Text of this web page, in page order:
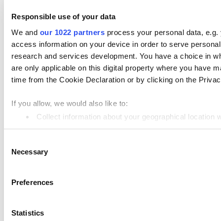
Responsible use of your data
We and our 1022 partners process your personal data,
access information on your device in order to serve
research and services development. You have a choice in
are only applicable on this digital property where you have
time from the Cookie Declaration or by clicking on the
If you allow, we would also like to:
Collect information about your geographical
Identify your device by actively scanning it for
information about your use of our site with our social
Selection
Necessary
Preferences
Statistics
Privacy Policy
Cookie Policy
Data Processing Addendum
© 2026 Loyverse